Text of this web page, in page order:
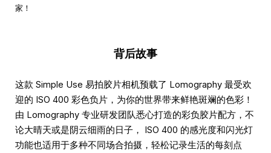
家！
背后故事
这款 Simple Use 易拍胶片相机预载了 Lomography 最受欢
迎的 ISO 400 彩色负片，为你的世界带来鲜艳斑斓的色彩！
由 Lomography 专业研发团队悉心打造的彩负胶片配方，不
论大晴天或是阴云细雨的日子， ISO 400 的感光度和闪光灯
功能也适用于多种不同场合拍摄，轻松记录生活的每刻点